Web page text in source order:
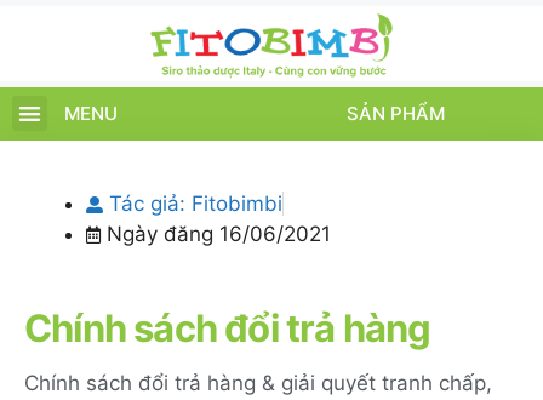
MENU SẢN PHẨM
Tác giả: Fitobimbi
Ngày đăng 16/06/2021
Chính sách đổi trả hàng
Chính sách đổi trả hàng & giải quyết tranh chấp,